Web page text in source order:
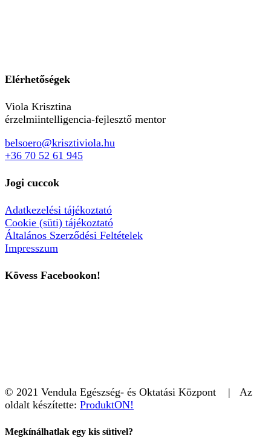
Elérhetőségek
Viola Krisztina
érzelmiintelligencia-fejlesztő mentor
belsoero@krisztiviola.hu
+36 70 52 61 945
Jogi cuccok
Adatkezelési tájékoztató
Cookie (süti) tájékoztató
Általános Szerződési Feltételek
Impresszum
Kövess Facebookon!
© 2021 Vendula Egészség- és Oktatási Központ | Az
oldalt készítette: ProduktON!
Megkínálhatlak egy kis sütivel?